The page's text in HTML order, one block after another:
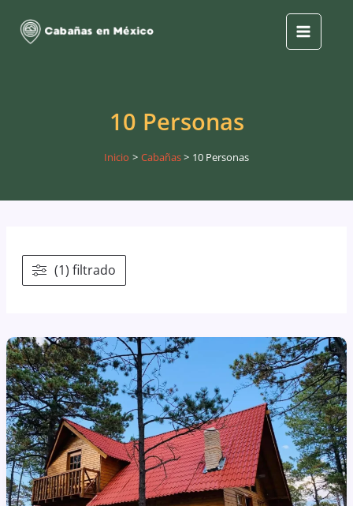
Main
10 Personas
Inicio Cabañas 10 Personas
(1) filtrado